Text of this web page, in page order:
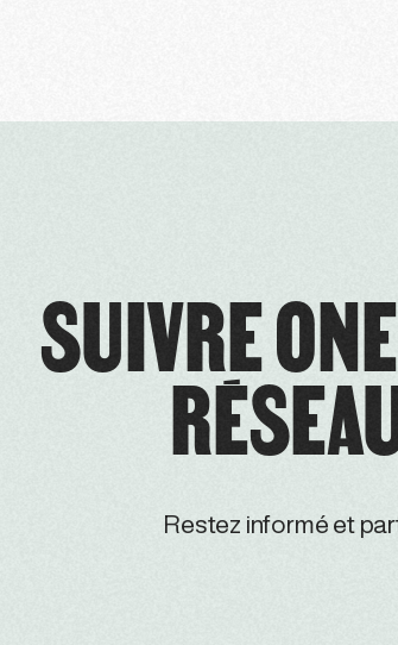
SUIVRE
Restez informé et